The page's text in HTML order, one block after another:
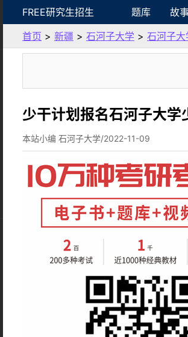
FREE研究生招生 题库 故
首页 > 新疆 > 石河子大学 > 石河子
少干计划报名石河子大
本站小编 石河子大学/2022-11-09